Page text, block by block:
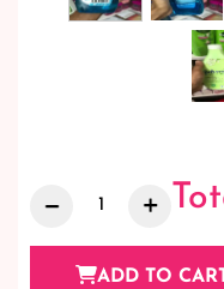
ADD TO